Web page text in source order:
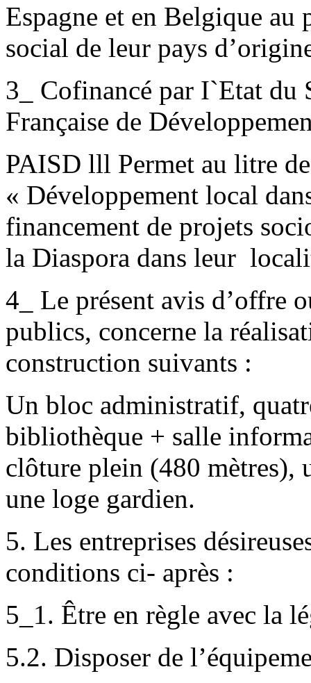
Espagne et en Belgique
social de leur pays
3_ Cofinancé par I`Etat du
Française de
PAISD lll Permet au litre
« Développement local
financement de projets
la Diaspora dans leur
4_ Le présent avis d’offre
publics, concerne la
construction suivants :
Un bloc administratif,
bibliothèque + salle
clôture plein (480 mètres),
une loge gardien.
5. Les entreprises
conditions ci- après :
5_1. Être en règle avec la
5.2. Disposer de